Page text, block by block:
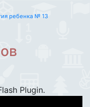
ребенка № 13
Plugin.